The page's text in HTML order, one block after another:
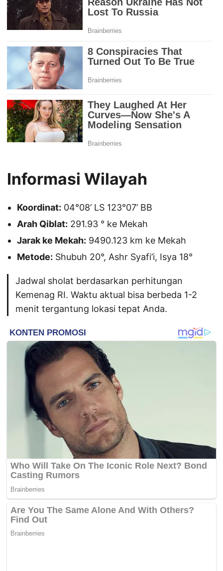
Informasi Wilayah
Koordinat: 04°08’ LS 123°07’ BB
Arah Qiblat: 291.93 ° ke Mekah
Jarak ke Mekah: 9490.123 km ke Mekah
Metode: Shubuh 20°, Ashr Syafi’i, Isya 18°
Jadwal sholat berdasarkan perhitungan
Kemenag RI. Waktu aktual bisa berbeda 1-2
menit tergantung lokasi tepat Anda.